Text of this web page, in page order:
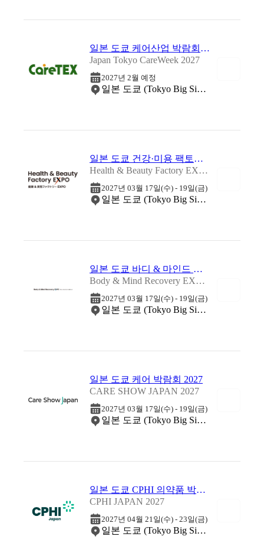
일본 도쿄 케어산업 박람회 2027
Japan Tokyo CareWeek 2027
2027년 2월 예정
일본 도쿄 (Tokyo Big Sight)
일본 도쿄 건강·미용 팩토리 박람회 2027
Health & Beauty Factory EXPO 2027
2027년 03월 17일(수) - 19일(금)
일본 도쿄 (Tokyo Big Sight)
일본 도쿄 바디 & 마인드 재활 박람회 2027
Body & Mind Recovery EXPO 2027
2027년 03월 17일(수) - 19일(금)
일본 도쿄 (Tokyo Big Sight)
일본 도쿄 케어 박람회 2027
CARE SHOW JAPAN 2027
2027년 03월 17일(수) - 19일(금)
일본 도쿄 (Tokyo Big Sight)
일본 도쿄 CPHI 의약품 박람회 2027
CPHI JAPAN 2027
2027년 04월 21일(수) - 23일(금)
일본 도쿄 (Tokyo Big Sight)